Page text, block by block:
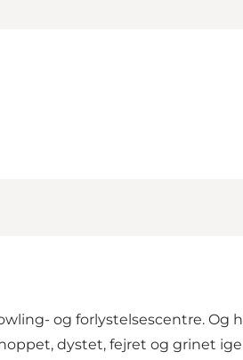
og forlystelsescentre. Og
dystet, fejret og grinet